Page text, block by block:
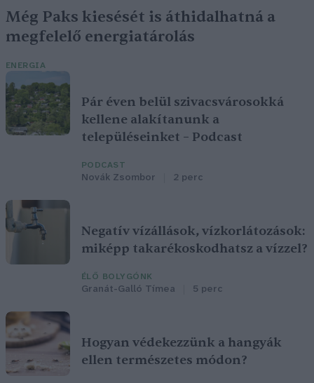
Még Paks kiesését is áthidalhatná a
megfelelő energiatárolás
ENERGIA
Pár éven belül szivacsvárosokká
kellene alakítanunk a
településeinket – Podcast
PODCAST
Novák Zsombor 2 perc
Negatív vízállások, vízkorlátozások:
miképp takarékoskodhatsz a vízzel?
ÉLŐ BOLYGÓNK
Granát-Galló Tímea 5 perc
Hogyan védekezzünk a hangyák
ellen természetes módon?